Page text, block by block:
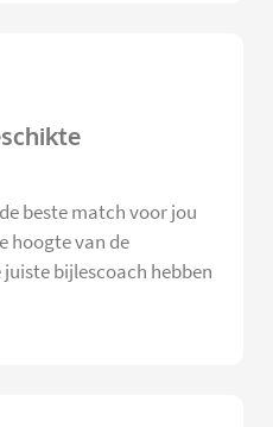
beste match voor jou
hoogte van de
bijlescoach hebben